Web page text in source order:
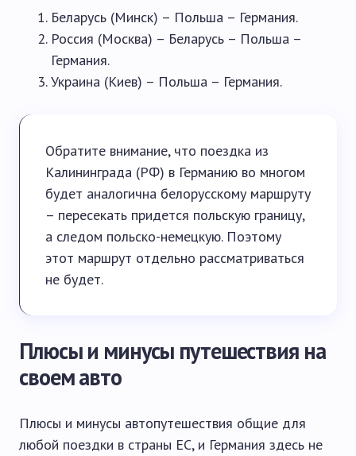
Беларусь (Минск) – Польша – Германия.
Россия (Москва) – Беларусь – Польша –
Германия.
Украина (Киев) – Польша – Германия.
Обратите внимание, что поездка из
Калининграда (РФ) в Германию во многом
будет аналогична белорусскому маршруту
– пересекать придется польскую границу,
а следом польско-немецкую. Поэтому
этот маршрут отдельно рассматриваться
не будет.
Плюсы и минусы путешествия на
своем авто
Плюсы и минусы автопутешествия общие для
любой поездки в страны ЕС, и Германия здесь не